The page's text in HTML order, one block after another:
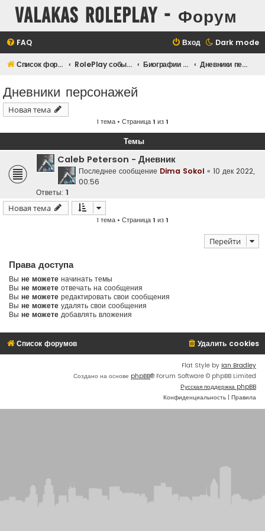
Valakas Roleplay - Форум
Dark mode
FAQ Вход
Список форумов RolePlay события Биографии и дневники персонажей Дневники персонажей
Дневники персонажей
Новая тема
1 тема • Страница1 из1
Темы
Caleb Peterson - Дневник
Последнее сообщение Dima Sokol « 10 дек 2022,
00:56
Ответы: 1
Новая тема
1 тема • Страница1 из1
Перейти
Права доступа
Вы не можете начинать темы
Вы не можете отвечать на сообщения
Вы не можете редактировать свои сообщения
Вы не можете удалять свои сообщения
Вы не можете добавлять вложения
Список форумов Удалить cookies
Flat Style by Ian Bradley
Создано на основе phpBB® Forum Software © phpBB Limited
Русская поддержка phpBB
Конфиденциальность | Правила